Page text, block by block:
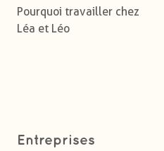
Pourquoi travailler chez
Léa et Léo
Entreprises